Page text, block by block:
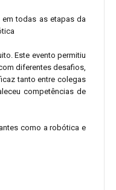
todas as etapas da
Este evento permitiu
diferentes desafios,
tanto entre colegas
competências de
como a robótica e